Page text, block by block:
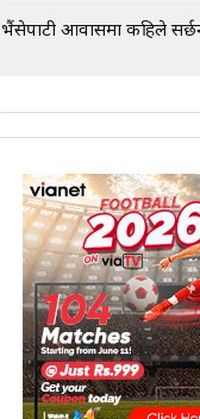
भैंसेपाटी आवासमा कहिले